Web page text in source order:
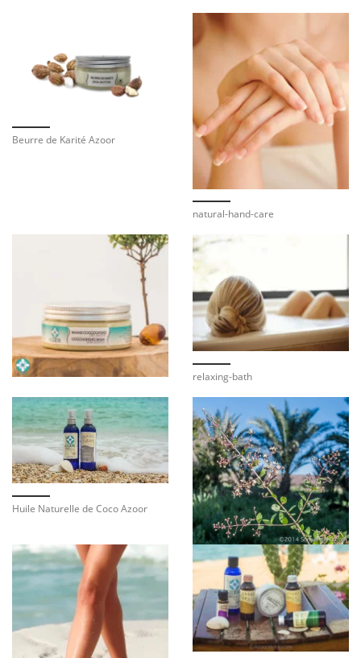
Beurre de Karité Azoor
natural-hand-care
relaxing-bath
Huile Naturelle de Coco Azoor